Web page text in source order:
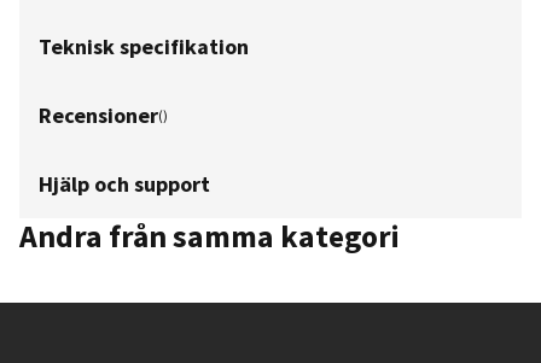
Teknisk specifikation
Recensioner()
Hjälp och support
Andra från samma kategori